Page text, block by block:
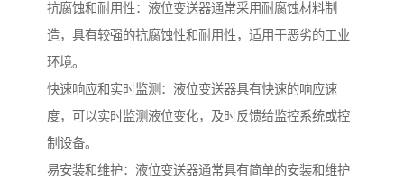
抗腐蚀和耐用性：液位变送器通常采用耐腐蚀材料制
造，具有较强的抗腐蚀性和耐用性，适用于恶劣的工业
环境。
快速响应和实时监测：液位变送器具有快速的响应速
度，可以实时监测液位变化，及时反馈给监控系统或控
制设备。
易安装和维护：液位变送器通常具有简单的安装和维护